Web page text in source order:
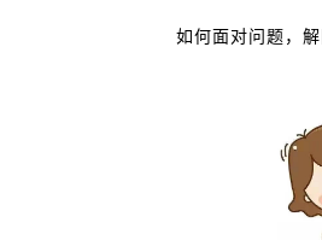
如何面对问题，